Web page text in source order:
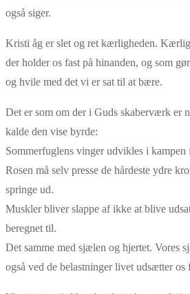
også siger.
Kristi åg er slet og ret kærligheden.
der holder os fast på hinanden, og som
og hvile med det vi er sat til at bære.
Det er som om der i Guds skaberværk er
kalde den vise byrde:
Sommerfuglens vinger udvikles i
Rosen må selv presse de hårdeste ydre
springe ud.
Muskler bliver slappe af ikke at blive
beregnet til.
Det samme med sjælen og hjertet. Vores
også ved de belastninger livet udsætter os